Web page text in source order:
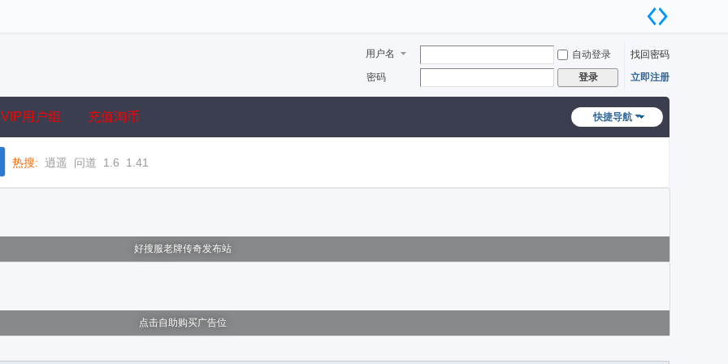
用户名 自动登录
找回密码
密码
登录 立即注册
快捷导航
VIP用户组 充值淘币
热搜: 逍遥 问道 1.6 1.41
好搜服老牌传奇发布站
点击自助购买广告位